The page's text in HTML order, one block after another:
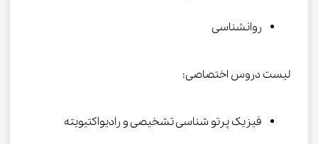
روانشناسی
لیست دروس اختصاصی:
فیزیک پرتو شناسی تشخیصی و رادیواکتیویته